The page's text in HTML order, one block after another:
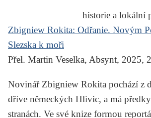
historie a lokální
Zbigniew Rokita: Odřanie. Novým
Slezska k moři
Přel. Martin Veselka, Absynt, 2025,
Novinář Zbigniew Rokita pochází z
dříve německých Hlivic, a má
stranách. Ve své knize formou